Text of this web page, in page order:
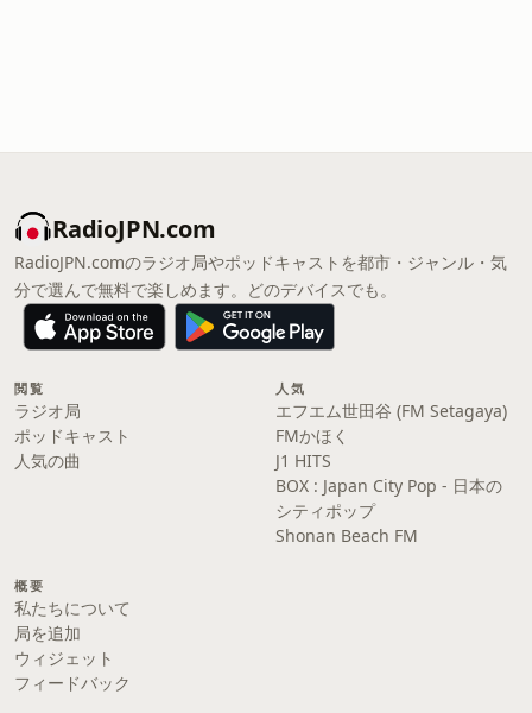
RadioJPN.com
RadioJPN.comのラジオ局やポッドキャストを都市・ジャンル・気
分で選んで無料で楽しめます。どのデバイスでも。
閲覧
ラジオ局
ポッドキャスト
人気の曲
人気
エフエム世田谷 (FM Setagaya)
FMかほく
J1 HITS
BOX : Japan City Pop - 日本の
シティポップ
Shonan Beach FM
概要
私たちについて
局を追加
ウィジェット
フィードバック